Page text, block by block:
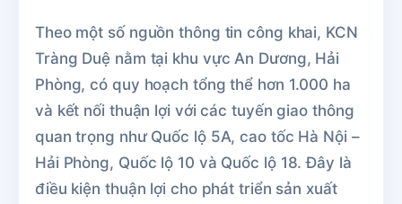
Theo một số nguồn thông tin công khai, KCN
Tràng Duệ nằm tại khu vực An Dương, Hải
Phòng, có quy hoạch tổng thể hơn 1.000 ha
và kết nối thuận lợi với các tuyến giao thông
quan trọng như Quốc lộ 5A, cao tốc Hà Nội –
Hải Phòng, Quốc lộ 10 và Quốc lộ 18. Đây là
điều kiện thuận lợi cho phát triển sản xuất